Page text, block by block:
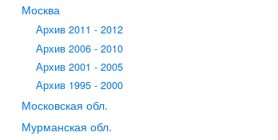
Москва
Архив 2011 - 2012
Архив 2006 - 2010
Архив 2001 - 2005
Архив 1995 - 2000
Московская обл.
Мурманская обл.